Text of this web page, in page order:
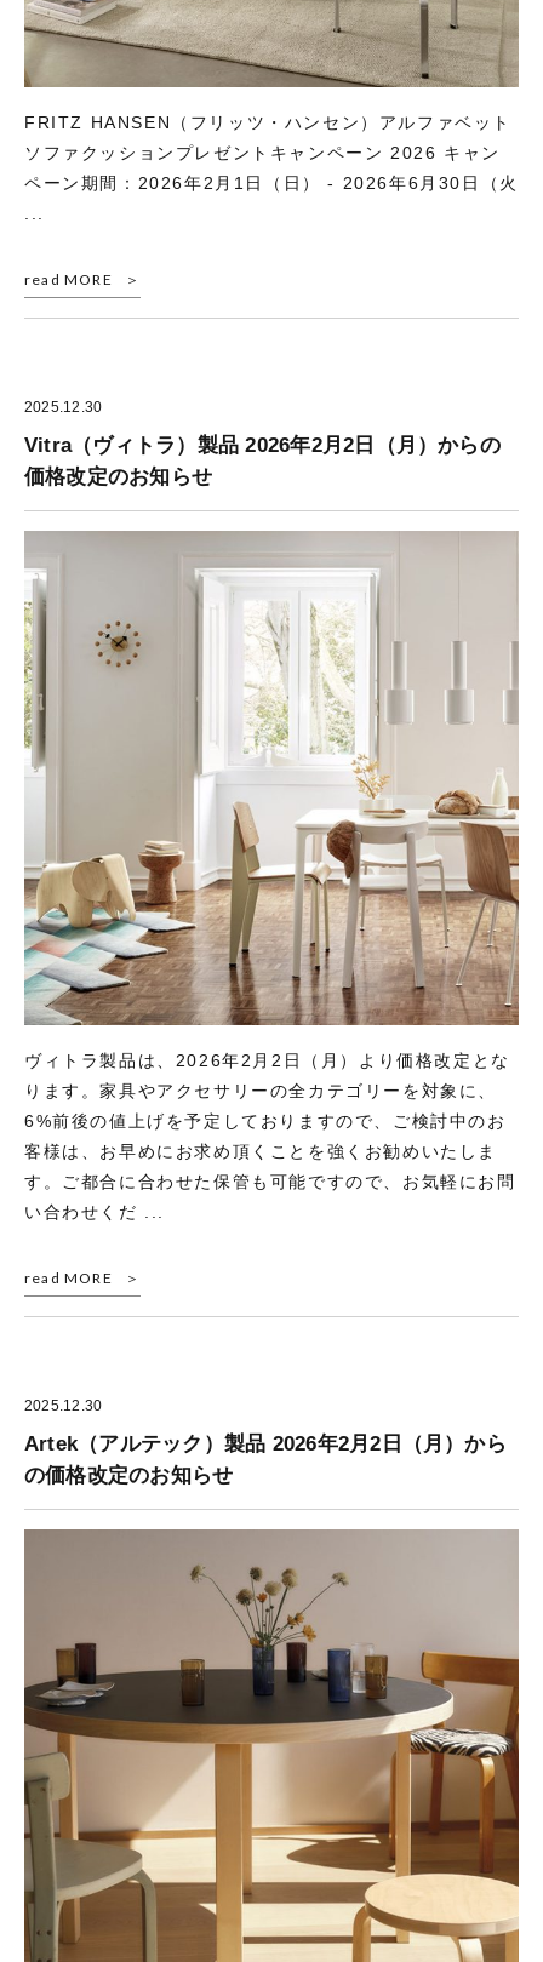
FRITZ HANSEN（フリッツ・ハンセン）アルファベット
ソファクッションプレゼントキャンペーン 2026 キャン
ペーン期間：2026年2月1日（日） - 2026年6月30日（火
...
read MORE
2025.12.30
Vitra（ヴィトラ）製品 2026年2月2日（月）からの
価格改定のお知らせ
ヴィトラ製品は、2026年2月2日（月）より価格改定とな
ります。家具やアクセサリーの全カテゴリーを対象に、
6%前後の値上げを予定しておりますので、ご検討中のお
客様は、お早めにお求め頂くことを強くお勧めいたしま
す。ご都合に合わせた保管も可能ですので、お気軽にお問
い合わせくだ ...
read MORE
2025.12.30
Artek（アルテック）製品 2026年2月2日（月）から
の価格改定のお知らせ